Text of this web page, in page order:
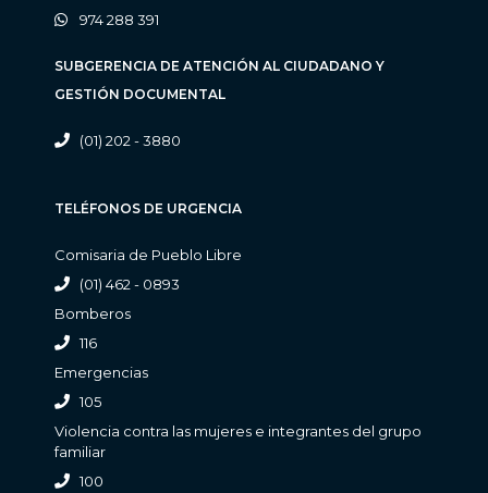
974 288 391
SUBGERENCIA DE ATENCIÓN AL CIUDADANO Y
GESTIÓN DOCUMENTAL
(01) 202 - 3880
TELÉFONOS DE URGENCIA
Comisaria de Pueblo Libre
(01) 462 - 0893
Bomberos
116
Emergencias
105
Violencia contra las mujeres e integrantes del grupo
familiar
100